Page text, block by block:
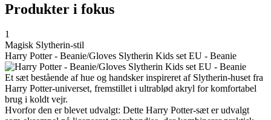
Produkter i fokus
1
Magisk Slytherin-stil
Harry Potter - Beanie/Gloves Slytherin Kids set EU - Beanie
Et sæt bestående af hue og handsker inspireret af Slytherin-huset fra
Harry Potter-universet, fremstillet i ultrablød akryl for komfortabel
brug i koldt vejr.
Hvorfor den er blevet udvalgt: Dette Harry Potter-sæt er udvalgt